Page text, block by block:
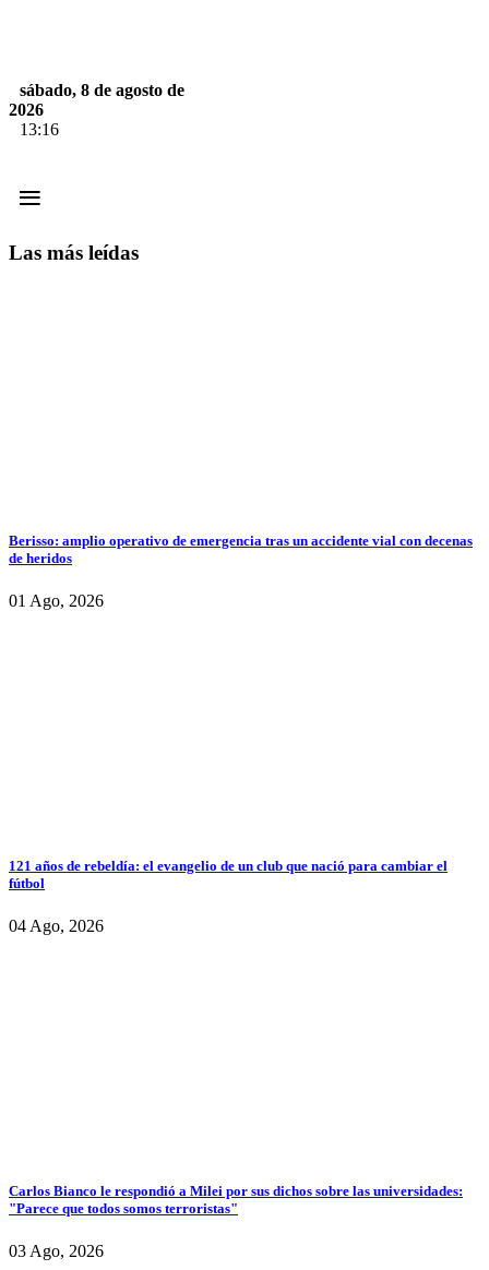
sábado, 8 de agosto de
2026
13:16
≡
Las más leídas
Berisso: amplio operativo de emergencia tras un accidente vial con decenas
de heridos
01 Ago, 2026
121 años de rebeldía: el evangelio de un club que nació para cambiar el
fútbol
04 Ago, 2026
Carlos Bianco le respondió a Milei por sus dichos sobre las universidades:
"Parece que todos somos terroristas"
03 Ago, 2026